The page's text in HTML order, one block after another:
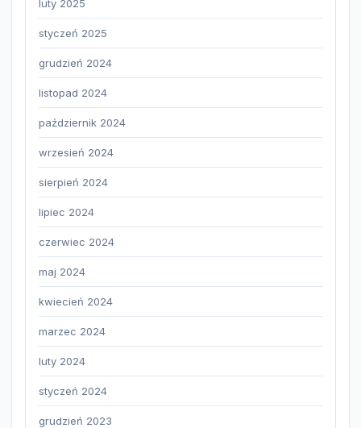
luty 2025
styczeń 2025
grudzień 2024
listopad 2024
październik 2024
wrzesień 2024
sierpień 2024
lipiec 2024
czerwiec 2024
maj 2024
kwiecień 2024
marzec 2024
luty 2024
styczeń 2024
grudzień 2023